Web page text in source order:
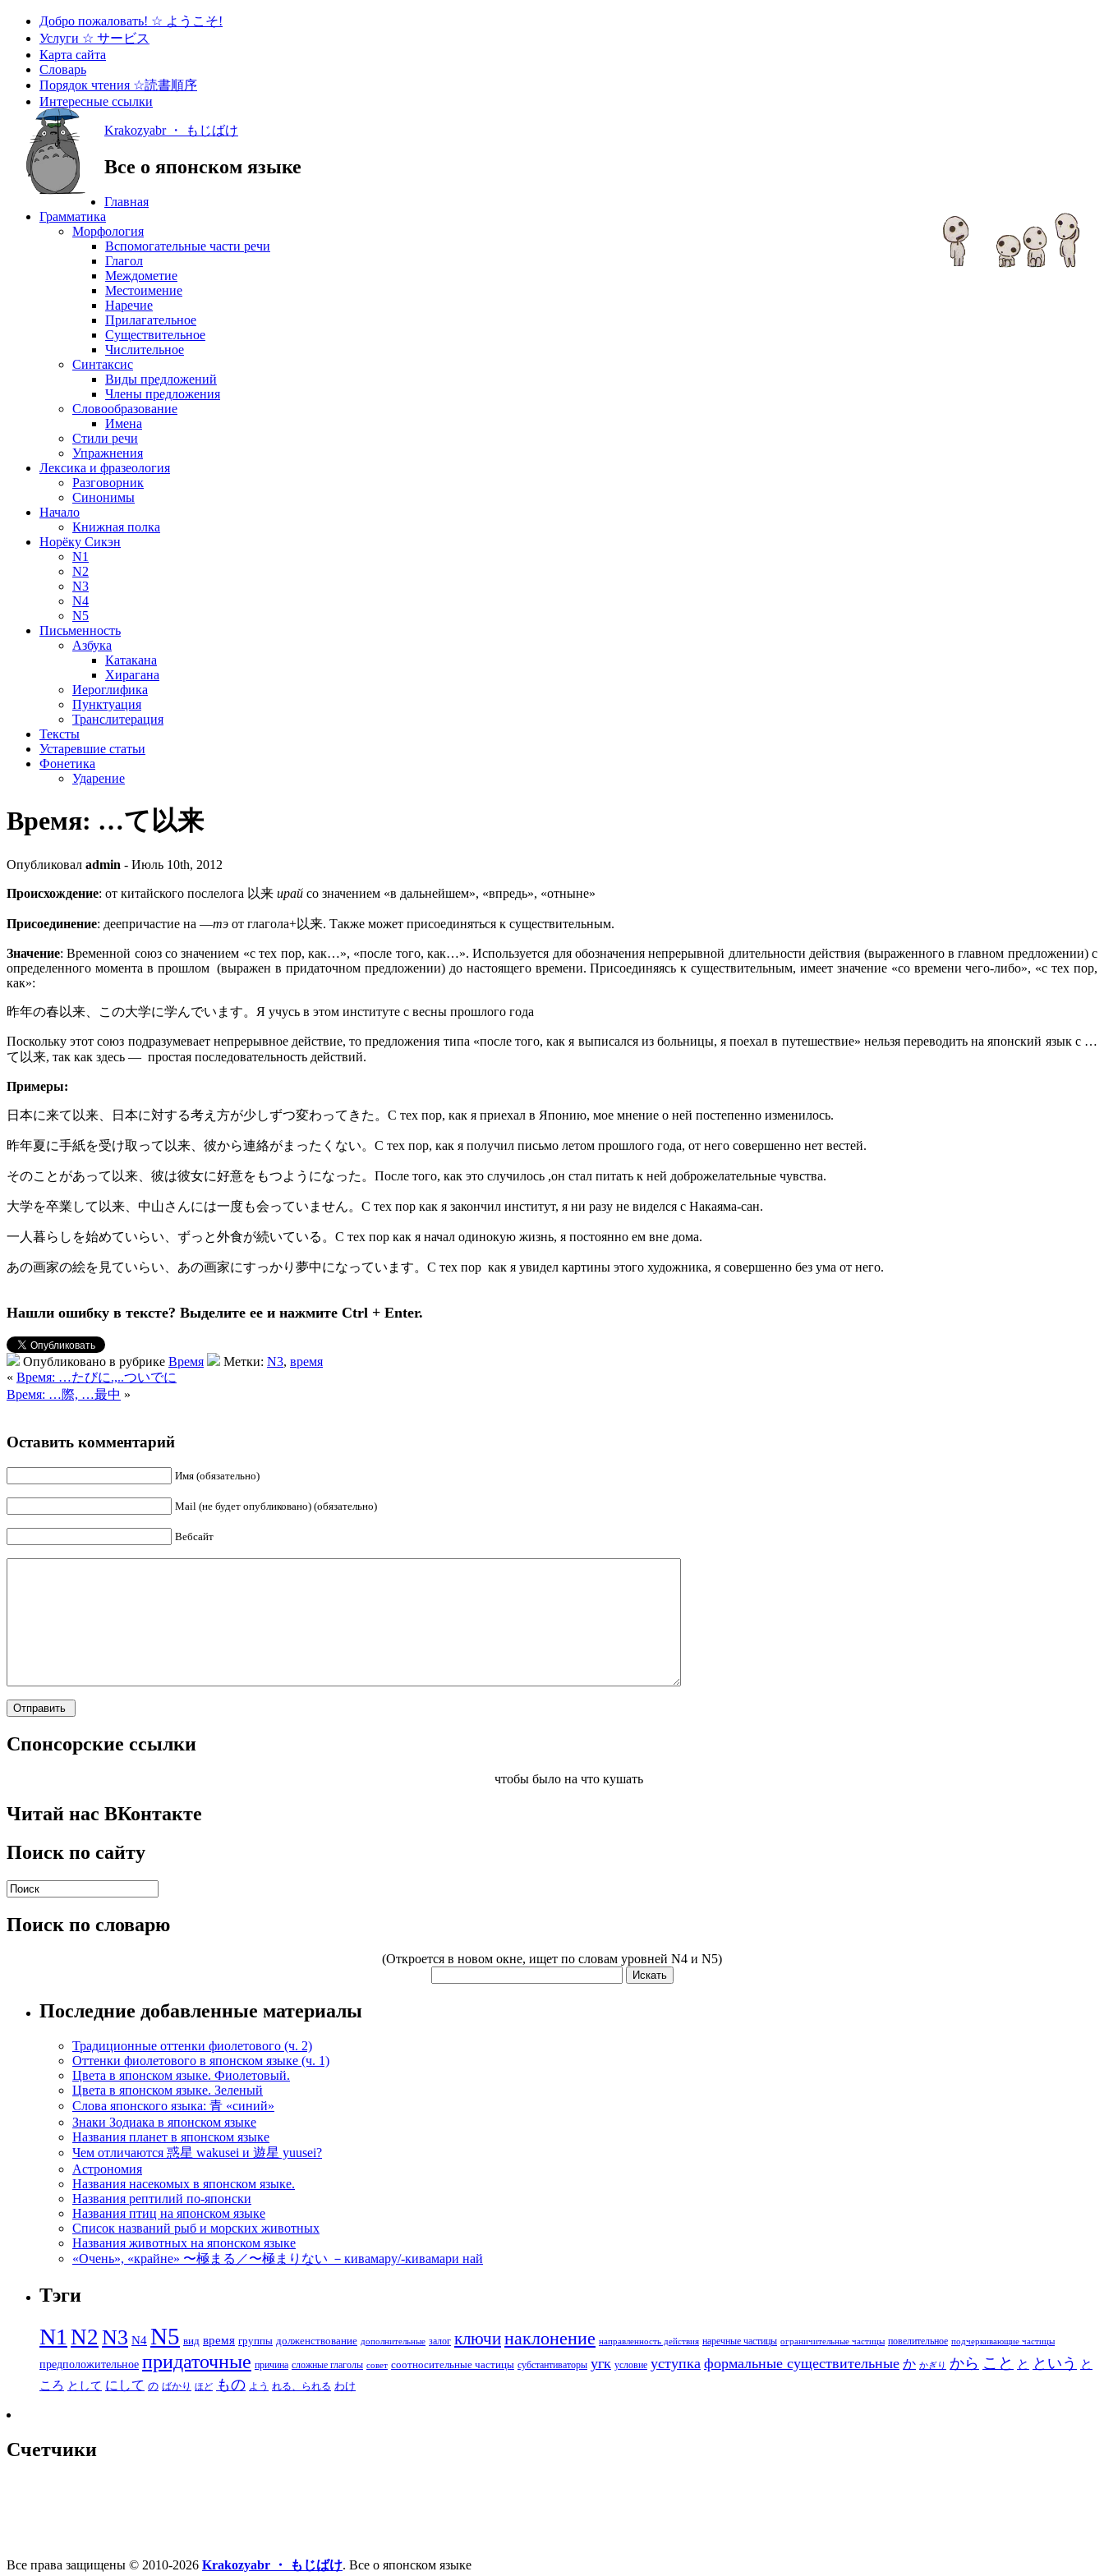
Добро пожаловать! ☆ ようこそ!
Услуги ☆ サービス
Карта сайта
Словарь
Порядок чтения ☆読書順序
Интересные ссылки
Krakozyabr ・ もじばけ
Все о японском языке
Главная
Грамматика
Морфология
Вспомогательные части речи
Глагол
Междометие
Местоимение
Наречие
Прилагательное
Существительное
Числительное
Синтаксис
Виды предложений
Члены предложения
Словообразование
Имена
Стили речи
Упражнения
Лексика и фразеология
Разговорник
Синонимы
Начало
Книжная полка
Норёку Сикэн
N1
N2
N3
N4
N5
Письменность
Азбука
Катакана
Хирагана
Иероглифика
Пунктуация
Транслитерация
Тексты
Устаревшие статьи
Фонетика
Ударение
Время: …て以来
Опубликовал admin - Июль 10th, 2012
Происхождение: от китайского послелога 以来 ирай со значением «в дальнейшем», «впредь», «отныне»
Присоединение: деепричастие на —тэ от глагола+以来. Также может присоединяться к существительным.
Значение: Временной союз со значением «с тех пор, как…», «после того, как…». Используется для обозначения непрерывной длительности действия (выраженного в главном предложении) с
определенного момента в прошлом (выражен в придаточном предложении) до настоящего времени. Присоединяясь к существительным, имеет значение «со времени чего-либо», «с тех пор,
как»:
昨年の春以来、この大学に学んでいます。 Я учусь в этом институте с весны прошлого года
Поскольку этот союз подразумевает непрерывное действие, то предложения типа «после того, как я выписался из больницы, я поехал в путешествие» нельзя переводить на японский язык с …
て以来, так как здесь — простая последовательность действий.
Примеры:
日本に来て以来、日本に対する考え方が少しずつ変わってきた。 С тех пор, как я приехал в Японию, мое мнение о ней постепенно изменилось.
昨年夏に手紙を受け取って以来、彼から連絡がまったくない。 С тех пор, как я получил письмо летом прошлого года, от него совершенно нет вестей.
そのことがあって以来、彼は彼女に好意をもつようになった。 После того, как это случилось ,он стал питать к ней доброжелательные чувства.
大学を卒業して以来、中山さんには一度も会っていません。 С тех пор как я закончил институт, я ни разу не виделся с Накаяма-сан.
一人暮らしを始めていらい、ずっと外食が続いている。 С тех пор как я начал одинокую жизнь, я постоянно ем вне дома.
あの画家の絵を見ていらい、あの画家にすっかり夢中になっています。 С тех пор как я увидел картины этого художника, я совершенно без ума от него.
Нашли ошибку в тексте? Выделите ее и нажмите Ctrl + Enter.
Опубликовано в рубрике Время Метки: N3, время
« Время: …たびに.,..ついでに
Время: …際, …最中 »
Оставить комментарий
Имя (обязательно)
Mail (не будет опубликовано) (обязательно)
Вебсайт
Спонсорские ссылки
чтобы было на что кушать
Читай нас ВКонтакте
Поиск по сайту
Поиск по словарю
(Откроется в новом окне, ищет по словам уровней N4 и N5)
Последние добавленные материалы
Традиционные оттенки фиолетового (ч. 2)
Оттенки фиолетового в японском языке (ч. 1)
Цвета в японском языке. Фиолетовый.
Цвета в японском языке. Зеленый
Слова японского языка: 青 «синий»
Знаки Зодиака в японском языке
Названия планет в японском языке
Чем отличаются 惑星 wakusei и 遊星 yuusei?
Астрономия
Названия насекомых в японском языке.
Названия рептилий по-японски
Названия птиц на японском языке
Список названий рыб и морских животных
Названия животных на японском языке
«Очень», «крайне» 〜極まる／〜極まりない －кивамару/-кивамари най
Тэги
N1 N2 N3 N4 N5 вид время группы долженствование дополнительные залог ключинаклонение направленность действия наречные частицы ограничительные частицы повелительное подчеркивающие частицы
предположительное придаточные причина сложные глаголы совет соотносительные частицы субстантиваторы угк условие уступка формальные существительные か かぎり から こと と という
と
ころ として にして の ばかり ほど もの よう れる、られる わけ
Счетчики
Все права защищены © 2010-2026 Krakozyabr ・ もじばけ. Все о японском языке